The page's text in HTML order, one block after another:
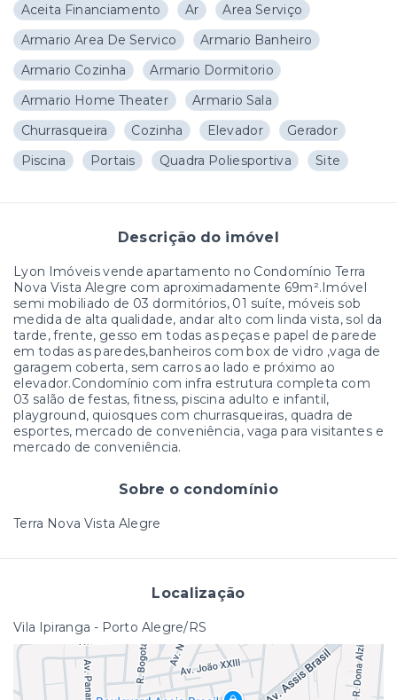
Aceita Financiamento Ar
Area Serviço
Armario Area De Servico
Armario Banheiro
Armario Cozinha
Armario Dormitorio
Armario Home Theater
Armario Sala
Churrasqueira
Cozinha Elevador
Gerador
Piscina
Portais Quadra Poliesportiva Site
Descrição do imóvel
Lyon Imóveis vende apartamento no Condomínio Terra
Nova Vista Alegre com aproximadamente 69m².Imóvel
semi mobiliado de 03 dormitórios, 01 suíte, móveis sob
medida de alta qualidade, andar alto com linda vista, sol da
tarde, frente, gesso em todas as peças e papel de parede
em todas as paredes,banheiros com box de vidro ,vaga de
garagem coberta, sem carros ao lado e próximo ao
elevador.Condomínio com infra estrutura completa com
03 salão de festas, fitness, piscina adulto e infantil,
playground, quiosques com churrasqueiras, quadra de
esportes, mercado de conveniência, vaga para visitantes e
mercado de conveniência.
Sobre o condomínio
Terra Nova Vista Alegre
Localização
Vila Ipiranga - Porto Alegre/RS